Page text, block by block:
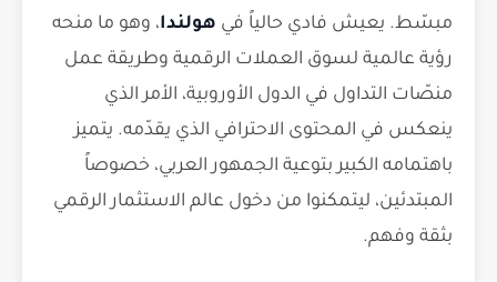
مبسّط. يعيش فادي حالياً في هولندا، وهو ما منحه
رؤية عالمية لسوق العملات الرقمية وطريقة عمل
منصّات التداول في الدول الأوروبية، الأمر الذي
ينعكس في المحتوى الاحترافي الذي يقدّمه. يتميز
باهتمامه الكبير بتوعية الجمهور العربي، خصوصاً
المبتدئين، ليتمكنوا من دخول عالم الاستثمار الرقمي
بثقة وفهم.